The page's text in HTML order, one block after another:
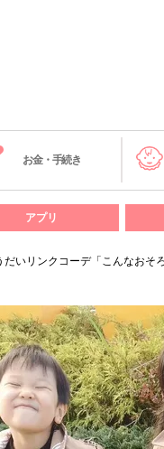
お金・手続き
アプリ
だいリンクコーデ「こんなおそ